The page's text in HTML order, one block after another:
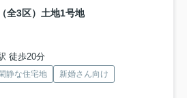
全3区）土地1号地
徒歩20分
静な住宅地
新婚さん向け